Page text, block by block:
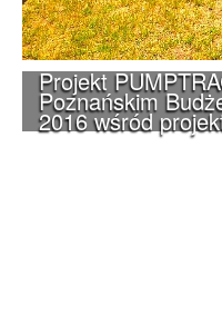
Projekt
Poznańskim
2016 wśród